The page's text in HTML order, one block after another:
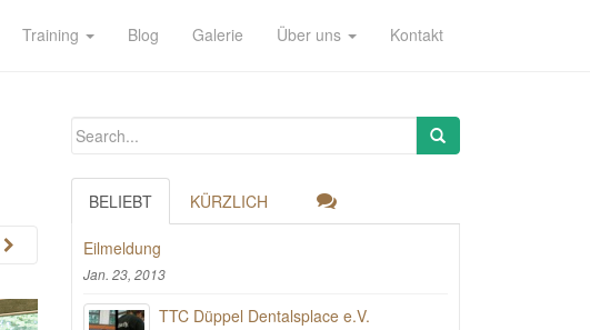
Training Blog Galerie Über uns Kontakt
BELIEBT KÜRZLICH
Eilmeldung
Jan. 23, 2013
TTC Düppel Dentalsplace e.V.